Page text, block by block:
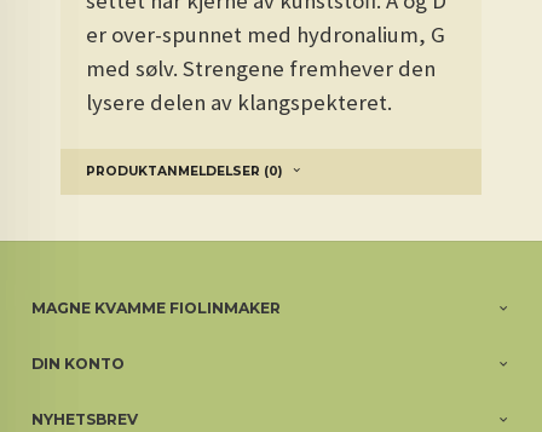
er over-spunnet med hydronalium, G
med sølv. Strengene fremhever den
lysere delen av klangspekteret.
PRODUKTANMELDELSER (0)
MAGNE KVAMME FIOLINMAKER
DIN KONTO
NYHETSBREV